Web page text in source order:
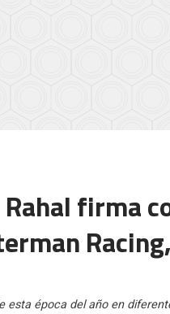
firma
esta época del año en